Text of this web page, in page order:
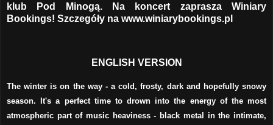
klub Pod Minogą. Na koncert zaprasza Winiary
Bookings! Szczegóły na www.winiarybookings.pl
ENGLISH VERSION
The winter is on the way - a cold, frosty, dark and hopefully snowy
season. It's a perfect time to drown into the energy of the most
atmospheric part of music heaviness - black metal in the intimate,